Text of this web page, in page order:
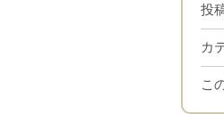
投
カ
こ